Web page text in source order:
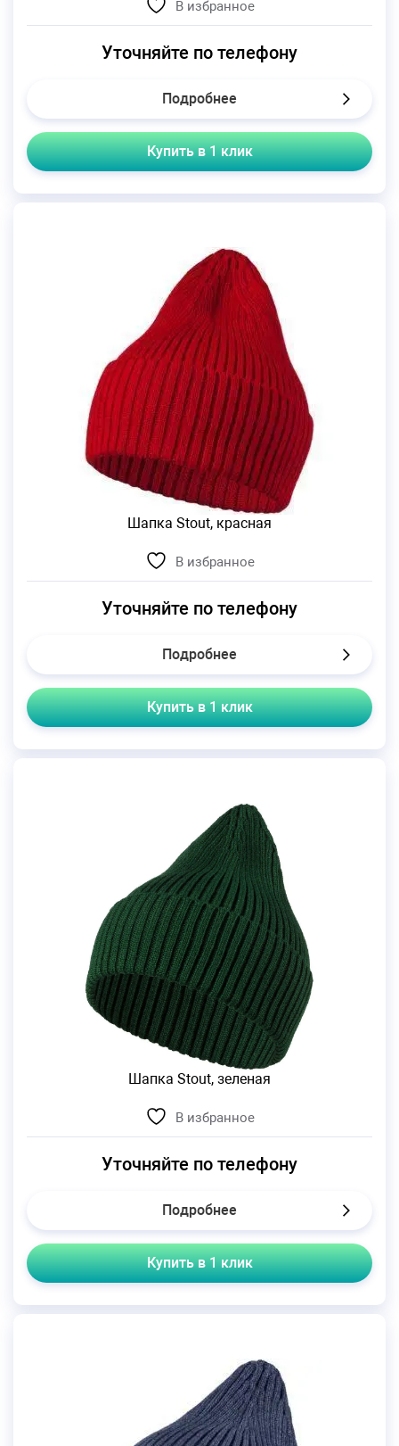
В избранное
Уточняйте по телефону
Подробнее
Купить в 1 клик
Шапка Stout, красная
В избранное
Уточняйте по телефону
Подробнее
Купить в 1 клик
Шапка Stout, зеленая
В избранное
Уточняйте по телефону
Подробнее
Купить в 1 клик